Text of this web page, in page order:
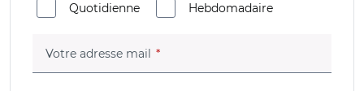
Quotidienne
Hebdomadaire
Votre adresse mail (champ obligatoire)